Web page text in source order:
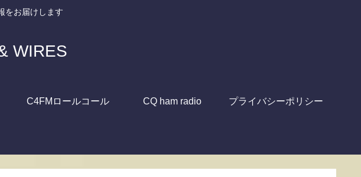
をお届けします
WIRES
C4FMロールコール CQ ham radio プライバシーポリシー